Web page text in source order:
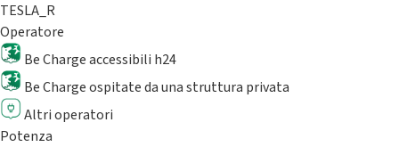
TESLA_R
Operatore
Be Charge accessibili h24
Be Charge ospitate da una struttura privata
Altri operatori
Potenza